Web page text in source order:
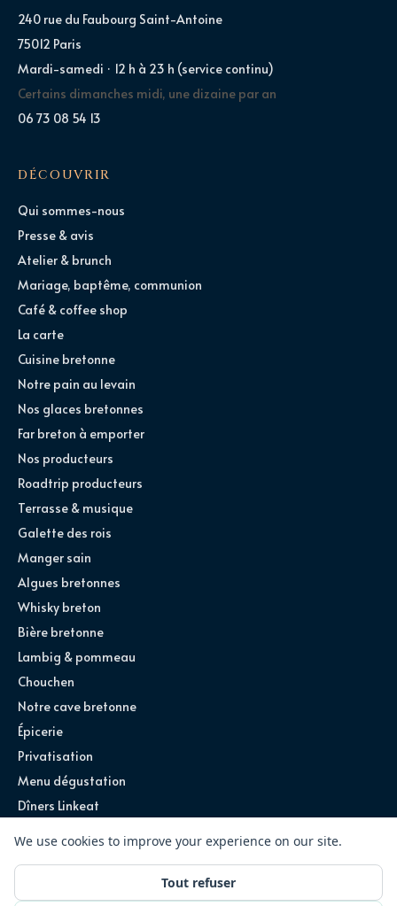
240 rue du Faubourg Saint-Antoine
75012 Paris
Mardi-samedi · 12 h à 23 h (service continu)
Certains dimanches midi, une dizaine par an
06 73 08 54 13
DÉCOUVRIR
Qui sommes-nous
Presse & avis
Atelier & brunch
Mariage, baptême, communion
Café & coffee shop
La carte
Cuisine bretonne
Notre pain au levain
Nos glaces bretonnes
Far breton à emporter
Nos producteurs
Roadtrip producteurs
Terrasse & musique
Galette des rois
Manger sain
Algues bretonnes
Whisky breton
Bière bretonne
Lambig & pommeau
Chouchen
Notre cave bretonne
Épicerie
Privatisation
Menu dégustation
Dîners Linkeat
©2026Ty Louis · Tous droits réservés Site conçu parExploreum